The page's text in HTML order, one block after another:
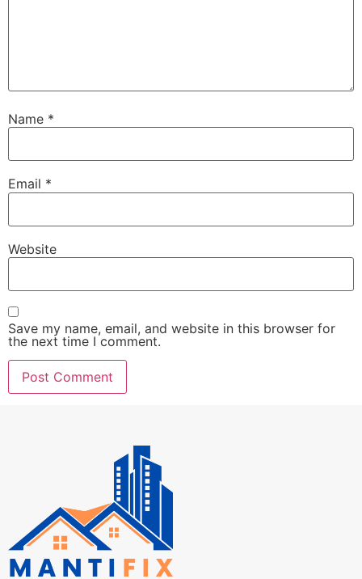
Name *
Email *
Website
Save my name, email, and website in this browser for
the next time I comment.